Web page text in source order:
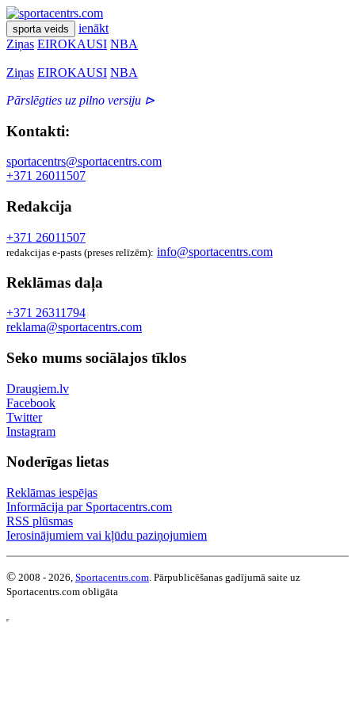
sporta veids
ienākt
Ziņas EIROKAUSI NBA
Ziņas EIROKAUSI NBA
Pārslēgties uz pilno versiju ⊳
Kontakti:
sportacentrs@sportacentrs.com
+371 26011507
Redakcija
+371 26011507
redakcijas e-pasts (preses relīzēm): info@sportacentrs.com
Reklāmas daļa
+371 26311794
reklama@sportacentrs.com
Seko mums sociālajos tīklos
Draugiem.lv
Facebook
Twitter
Instagram
Noderīgas lietas
Reklāmas iespējas
Informācija par Sportacentrs.com
RSS plūsmas
Ierosinājumiem vai kļūdu paziņojumiem
© 2008 - 2026, Sportacentrs.com. Pārpublicēšanas gadījumā saite uz
Sportacentrs.com obligāta